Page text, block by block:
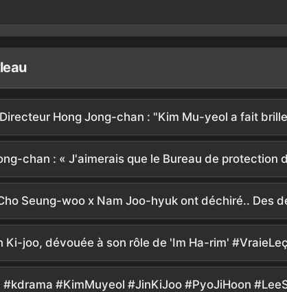
Ki-joo, dévouée à son rôle de 'Im Ha-rim'
#KimMuyeol #JinKiJoo #PyoJiHoon